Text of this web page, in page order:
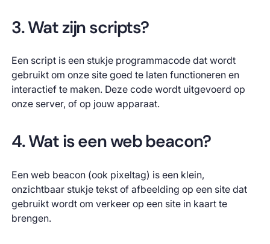
3. Wat zijn scripts?
Een script is een stukje programmacode dat wordt
gebruikt om onze site goed te laten functioneren en
interactief te maken. Deze code wordt uitgevoerd op
onze server, of op jouw apparaat.
4. Wat is een web beacon?
Een web beacon (ook pixeltag) is een klein,
onzichtbaar stukje tekst of afbeelding op een site dat
gebruikt wordt om verkeer op een site in kaart te
brengen.